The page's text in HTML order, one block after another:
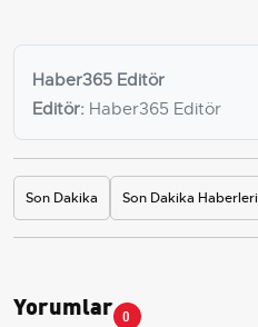
Haber365 Editör
Editör: Haber365 Editör
Son Dakika Son Dakika Haberleri
Yorumlar 0